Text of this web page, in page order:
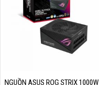
NGUỒN ASUS ROG STRIX 1000W